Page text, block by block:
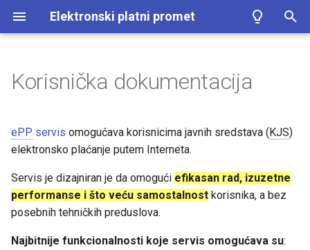
Elektronski platni promet
i
a
l
i
Učesnici servisa
Registracija organizacije
Podnošenje dokumentacije
Zahtevi za račune
Detalji računa
Generisanje izvoda
Unos naloga
Kontrola naloga
Partneri
Kopiranje
Tagovanje
Izvoz
Tag menadžer
Statistike
Aplikativne uloge
Korisnici
Organizacija
Često postavljana pitanja
Poznati problemi
Korisnička dokumentacija
ePP servis omogućava korisnicima javnih sredstava (KJS)
elektronsko plaćanje putem Interneta.
Servis je dizajniran je da omogući efikasan rad, izuzetne
performanse i što veću samostalnost korisnika, a bez
posebnih tehničkih preduslova.
Najbitnije funkcionalnosti koje servis omogućava su: